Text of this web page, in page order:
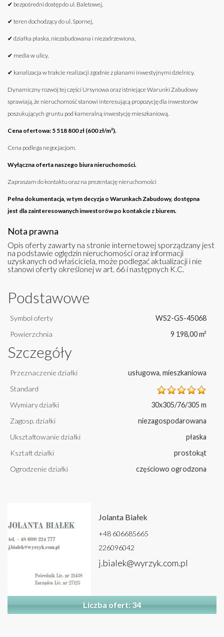
✔ bezpośredni dostęp do ul. Baletowej,
✔ teren dochodzący do ul. Spornej,
✔ działka płaska, niezabudowana i niezadrzewiona,
✔ media w ulicy,
✔ kanalizacja w trakcie realizacji zgodnie z planami inwestyjnymi dzielnicy.
Dynamiczny rozwój tej części Ursynowa oraz istniejące Warunki Zabudowy
sprawiają, że nieruchomość stanowi interesującą propozycję dla inwestorów
poszukujących gruntu pod kameralną inwestycję mieszkaniową.
Cena ofertowa: 5 518 800 zł (600 zł/m²).
Cena podlega negocjacjom.
Wyłączna oferta naszego biura nieruchomości.
Zapraszam do kontaktu oraz na prezentację nieruchomości
Pełna dokumentacja, w tym decyzja o Warunkach Zabudowy, dostępna
jest dla zainteresowanych inwestorów po kontakcie z biurem.
Nota prawna
Opis oferty zawarty na stronie internetowej sporządzany jest
na podstawie oględzin nieruchomości oraz informacji
uzyskanych od właściciela, może podlegać aktualizacji i nie
stanowi oferty określonej w art. 66 i następnych K.C.
Podstawowe
Symbol oferty
WS2-GS-45068
Powierzchnia
9 198,00 m²
Szczegóły
Przeznaczenie działki
usługowa, mieszkaniowa
Standard
Wymiary działki
30x305/76/305 m
Zagosp. działki
niezagospodarowana
Ukształtowanie działki
płaska
Kształt działki
prostokąt
Ogrodzenie działki
częściowo ogrodzona
Jolanta Białek
+48 606685665
226096042
j.bialek@wyrzyk.com.pl
Liczba ofert: 34